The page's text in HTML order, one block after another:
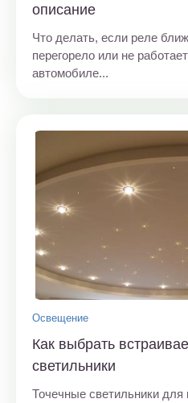
описание
Что делать, если реле
перегорело или не
автомобиле...
Освещение
Как выбрать
светильники
Точечные светильники